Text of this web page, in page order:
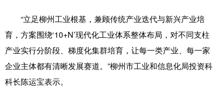
“立足柳州工业根基，兼顾传统产业迭代与新兴产业培
育，方案围绕‘10+N’现代化工业体系整体布局，对不同支柱
产业实行分阶段、梯度化集群培育，让每一类产业、每一家
企业主体都有清晰发展赛道。”柳州市工业和信息化局投资科
科长陈运宝表示。